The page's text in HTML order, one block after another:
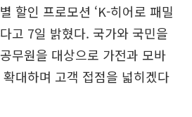
할인 프로모션 ‘K-히어로 패밀
고 7일 밝혔다. 국가와 국민을
무원을 대상으로 가전과 모바
대하며 고객 접점을 넓히겠다